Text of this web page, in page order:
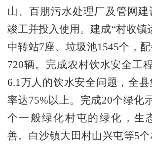
山、百朋污水处理厂及管网建
竣工并投入使用。建成“村收镇
中转站7座、垃圾池1545个，
720辆。完成农村饮水安全工
6.1万人的饮水安全问题，全
率达75%以上。完成20个绿化
个一般绿化村屯的绿化，生
善。白沙镇大田村山兴屯等5